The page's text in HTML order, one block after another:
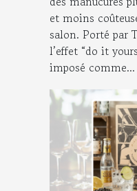
et moins
salon. Porté par
l’effet “do it
imposé comme...